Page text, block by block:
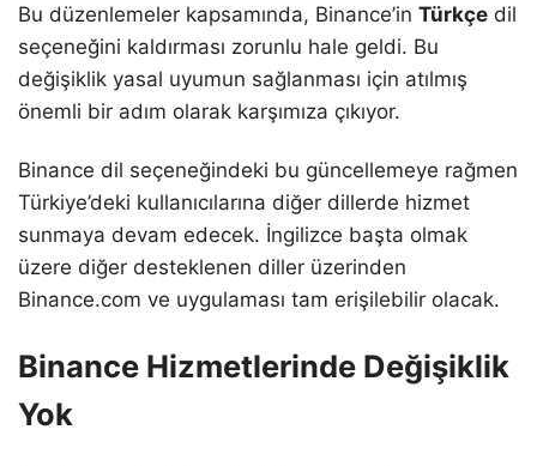
Bu düzenlemeler kapsamında, Binance’in Türkçe dil
seçeneğini kaldırması zorunlu hale geldi. Bu
değişiklik yasal uyumun sağlanması için atılmış
önemli bir adım olarak karşımıza çıkıyor.
Binance dil seçeneğindeki bu güncellemeye rağmen
Türkiye’deki kullanıcılarına diğer dillerde hizmet
sunmaya devam edecek. İngilizce başta olmak
üzere diğer desteklenen diller üzerinden
Binance.com ve uygulaması tam erişilebilir olacak.
Binance Hizmetlerinde Değişiklik
Yok